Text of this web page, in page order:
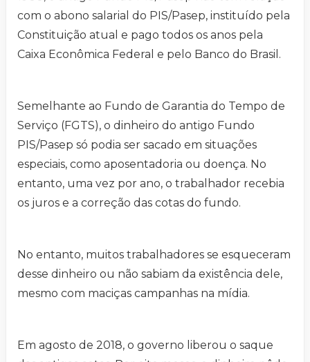
com o abono salarial do PIS/Pasep, instituído pela
Constituição atual e pago todos os anos pela
Caixa Econômica Federal e pelo Banco do Brasil.
Semelhante ao Fundo de Garantia do Tempo de
Serviço (FGTS), o dinheiro do antigo Fundo
PIS/Pasep só podia ser sacado em situações
especiais, como aposentadoria ou doença. No
entanto, uma vez por ano, o trabalhador recebia
os juros e a correção das cotas do fundo.
No entanto, muitos trabalhadores se esqueceram
desse dinheiro ou não sabiam da existência dele,
mesmo com maciças campanhas na mídia.
Em agosto de 2018, o governo liberou o saque